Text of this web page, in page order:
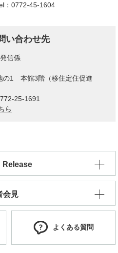
：0772-45-1604
い合わせ先
信係
の1 本館3階（移住定住促進
25-1691
ら
会見
よくある質問